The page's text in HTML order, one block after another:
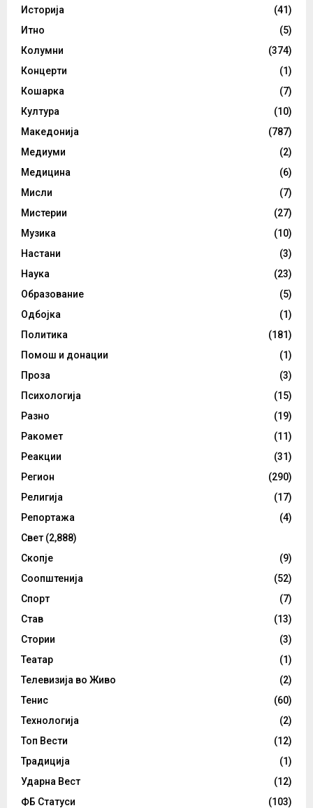
Историја
(41)
Итно
(5)
Колумни
(374)
Концерти
(1)
Кошарка
(7)
Култура
(10)
Македонија
(787)
Медиуми
(2)
Медицина
(6)
Мисли
(7)
Мистерии
(27)
Музика
(10)
Настани
(3)
Наука
(23)
Образование
(5)
Одбојка
(1)
Политика
(181)
Помош и донации
(1)
Проза
(3)
Психологија
(15)
Разно
(19)
Ракомет
(11)
Реакции
(31)
Регион
(290)
Религија
(17)
Репортажа
(4)
Свет (2,888)
Скопје
(9)
Соопштенија
(52)
Спорт
(7)
Став
(13)
Стории
(3)
Театар
(1)
Телевизија во Живо
(2)
Тенис
(60)
Технологија
(2)
Топ Вести
(12)
Традиција
(1)
Ударна Вест
(12)
ФБ Статуси
(103)